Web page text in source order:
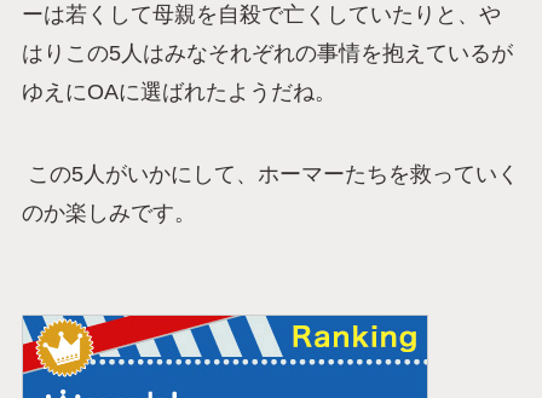
ーは若くして母親を自殺で亡くしていたりと、や
はりこの5人はみなそれぞれの事情を抱えているが
ゆえにOAに選ばれたようだね。
この5人がいかにして、ホーマーたちを救っていく
のか楽しみです。